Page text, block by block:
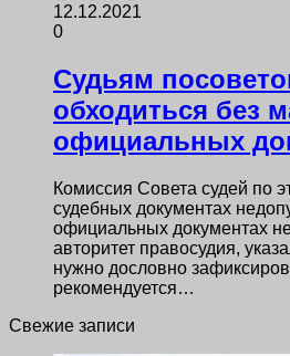
12.12.2021
0
Судьям
обходиться без
официальных
Комиссия Совета судей по
судебных документах
официальных документах
авторитет правосудия,
нужно дословно
рекомендуется…
Свежие записи